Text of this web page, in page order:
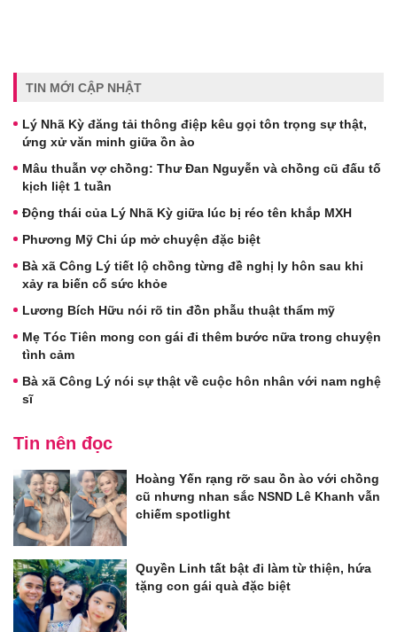
TIN MỚI CẬP NHẬT
Lý Nhã Kỳ đăng tải thông điệp kêu gọi tôn trọng sự thật,
ứng xử văn minh giữa ồn ào
Mâu thuẫn vợ chồng: Thư Đan Nguyễn và chồng cũ đấu tố
kịch liệt 1 tuần
Động thái của Lý Nhã Kỳ giữa lúc bị réo tên khắp MXH
Phương Mỹ Chi úp mở chuyện đặc biệt
Bà xã Công Lý tiết lộ chồng từng đề nghị ly hôn sau khi
xảy ra biến cố sức khỏe
Lương Bích Hữu nói rõ tin đồn phẫu thuật thẩm mỹ
Mẹ Tóc Tiên mong con gái đi thêm bước nữa trong chuyện
tình cảm
Bà xã Công Lý nói sự thật về cuộc hôn nhân với nam nghệ
sĩ
Tin nên đọc
Hoàng Yến rạng rỡ sau ồn ào với chồng
cũ nhưng nhan sắc NSND Lê Khanh vẫn
chiếm spotlight
Quyền Linh tất bật đi làm từ thiện, hứa
tặng con gái quà đặc biệt